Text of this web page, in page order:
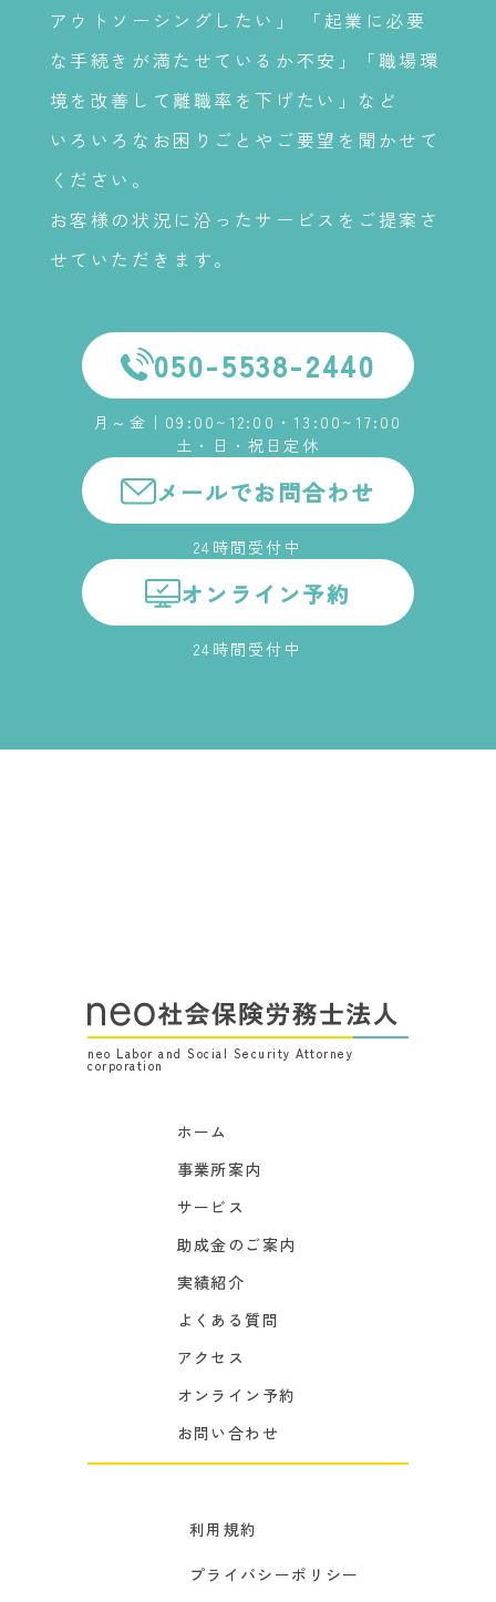
アウトソーシングしたい」 「起業に必要
な手続きが満たせているか不安」「職場環
境を改善して離職率を下げたい」など
いろいろなお困りごとやご要望を聞かせて
ください。
お客様の状況に沿ったサービスをご提案さ
せていただきます。
050-5538-2440
月～金｜09:00~12:00・13:00~17:00
土・日・祝日定休
メールでお問合わせ
24時間受付中
オンライン予約
24時間受付中
neo Labor and Social Security Attorney
corporation
ホーム
事業所案内
サービス
助成金のご案内
実績紹介
よくある質問
アクセス
オンライン予約
お問い合わせ
利用規約
プライバシーポリシー